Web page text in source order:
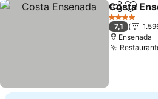
Compartir
Costa
4 Estrellas
7,1
Ensenada